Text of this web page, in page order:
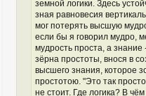
земной логики. Здесь
зная равновесия
мог потерять высшую
если бы я говорил мудро,
мудрость проста, а
зёрна простоты, внося в
высшего знания, которое
простотою. "Это так
не стоит. Где логика? В